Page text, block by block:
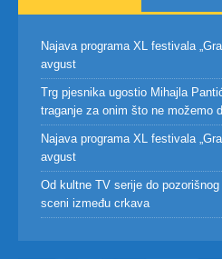
Najava programa XL festivala
avgust
Trg pjesnika ugostio Mihajla
traganje za onim što ne možemo
Najava programa XL festivala
avgust
Od kultne TV serije do pozorišnog
sceni između crkava